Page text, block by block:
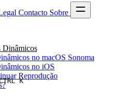
Contacto Sobre
K
Dinâmicos
no macOS Sonoma
no iOS
Reprodução